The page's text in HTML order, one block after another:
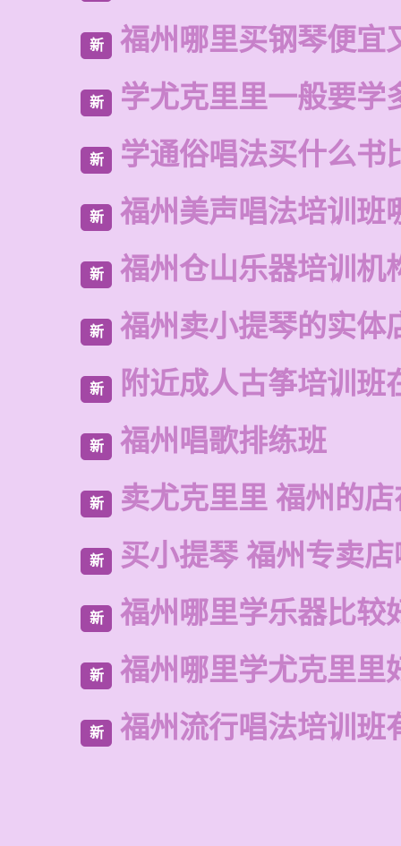
新 福州哪里买钢琴便宜
新 学尤克里里一般要学
新 学通俗唱法买什么书
新 福州美声唱法培训班
新 福州仓山乐器培训机
新 福州卖小提琴的实体
新 附近成人古筝培训班
新 福州唱歌排练班
新 卖尤克里里 福州的
新 买小提琴 福州专卖
新 福州哪里学乐器比较
新 福州哪里学尤克里里
新 福州流行唱法培训班